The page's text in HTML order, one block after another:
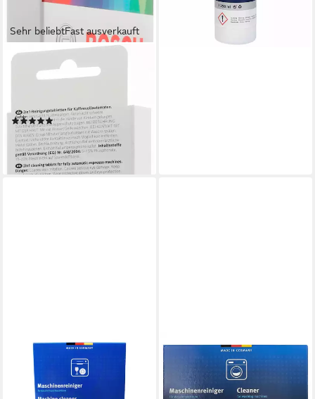
Sehr beliebtFast ausverkauft
BOSCH
TCZ8001A
Bosch Kaffeevollautomaten)
(20)
13,99 €
(1,40 €/ 1 Stk)
lieferbar - in 1-2 Werktagen bei dir
lieferbar - in 3-4 Werktagen bei dir